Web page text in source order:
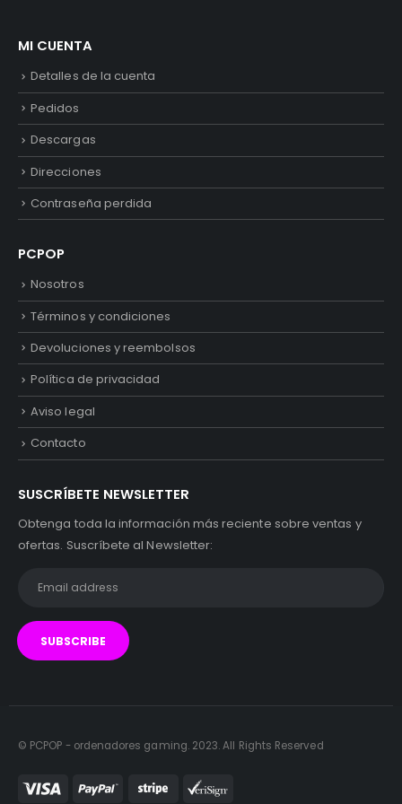
MI CUENTA
Detalles de la cuenta
Pedidos
Descargas
Direcciones
Contraseña perdida
PCPOP
Nosotros
Términos y condiciones
Devoluciones y reembolsos
Política de privacidad
Aviso legal
Contacto
SUSCRÍBETE NEWSLETTER
Obtenga toda la información más reciente sobre ventas y
ofertas. Suscríbete al Newsletter:
© PCPOP - ordenadores gaming. 2023. All Rights Reserved